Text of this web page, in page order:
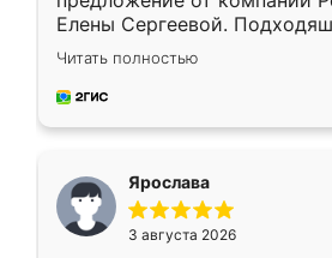
Елены Сергеевой.
короткие сроки
для замера сотрудник
предложил по моему эскизу
Читать полностью
Ярослава
3 августа 2026